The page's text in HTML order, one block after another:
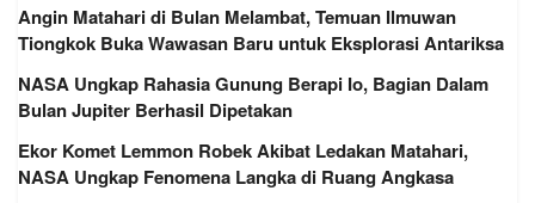
Angin Matahari di Bulan Melambat, Temuan Ilmuwan
Tiongkok Buka Wawasan Baru untuk Eksplorasi Antariksa
NASA Ungkap Rahasia Gunung Berapi Io, Bagian Dalam
Bulan Jupiter Berhasil Dipetakan
Ekor Komet Lemmon Robek Akibat Ledakan Matahari,
NASA Ungkap Fenomena Langka di Ruang Angkasa